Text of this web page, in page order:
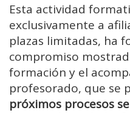
Esta actividad
exclusivamente a
plazas limitadas, ha
compromiso
formación y el
profesorado, que se
próximos procesos